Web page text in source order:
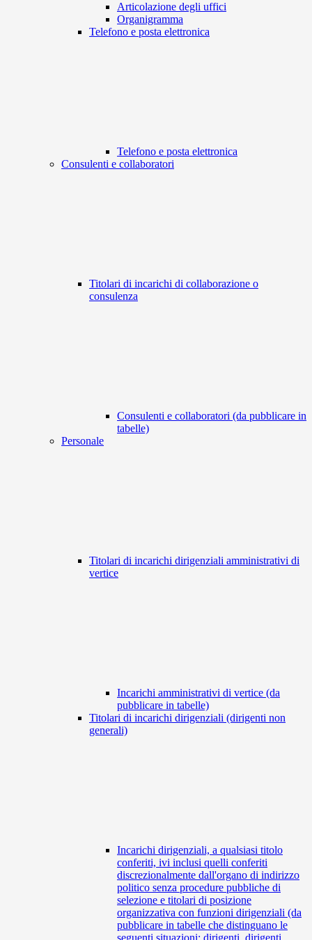
Articolazione degli uffici
Organigramma
Telefono e posta elettronica
Telefono e posta elettronica
Consulenti e collaboratori
Titolari di incarichi di collaborazione o
consulenza
Consulenti e collaboratori (da pubblicare in
tabelle)
Personale
Titolari di incarichi dirigenziali amministrativi di
vertice
Incarichi amministrativi di vertice (da
pubblicare in tabelle)
Titolari di incarichi dirigenziali (dirigenti non
generali)
Incarichi dirigenziali, a qualsiasi titolo
conferiti, ivi inclusi quelli conferiti
discrezionalmente dall'organo di indirizzo
politico senza procedure pubbliche di
selezione e titolari di posizione
organizzativa con funzioni dirigenziali (da
pubblicare in tabelle che distinguano le